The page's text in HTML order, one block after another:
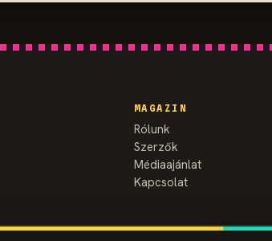
MAGAZIN
Rólunk
Szerzők
Médiaajánlat
Kapcsolat